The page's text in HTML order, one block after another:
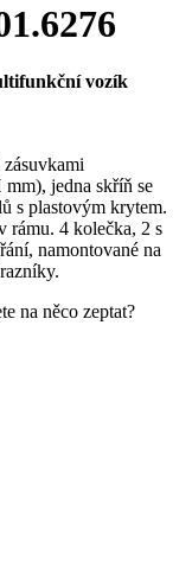
vozík
jedna skříň se
s plastovým krytem.
rámu. 4 kolečka, 2 s
namontované na
na něco zeptat?